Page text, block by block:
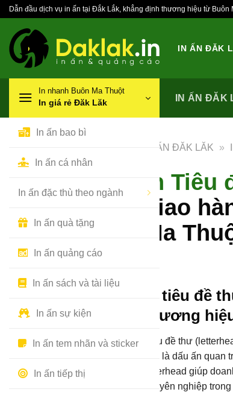
Bỏ
nội
dung
Dẫn đầu dịch vụ in ấn tại Đắk Lắk, khẳng định thương hiệu từ Buôn
IN ẤN ĐĂK
In nhanh Buôn Ma Thuột
In giá rẻ Đăk Lăk
In ấn bao bì
In ấn cá nhân
In ấn đặc thù theo ngành
In ấn quà tặng
In ấn quảng cáo
In ấn sách và tài liệu
In ấn sự kiện
In ấn tem nhãn và sticker
In ấn tiếp thị
IN ẤN ĐĂK
IN ẤN ĐĂK LĂK »
In
giao
Ma
In tiêu đề
thương
Tiêu đề thư
còn là dấu ấn
letterhead giúp
chuyên nghiệp